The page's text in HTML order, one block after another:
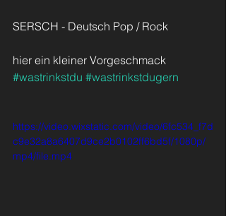
SERSCH - Deutsch Pop / Rock
hier ein kleiner Vorgeschmack
#wastrinkstdu #wastrinkstdugern
https://video.wixstatic.com/video/6fc534_f7d
c9e32a8a6407d9ce2b0102ff6bd5f/1080p/
mp4/file.mp4